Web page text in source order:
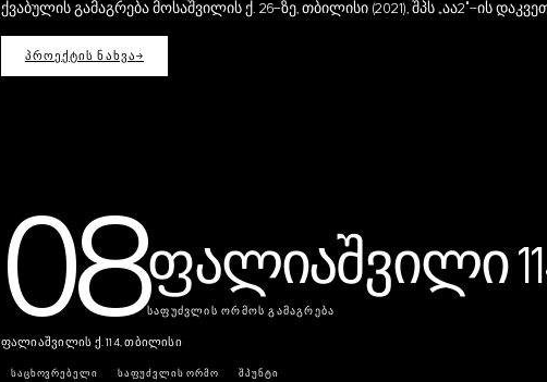
ქვაბულის გამაგრება მოსაშვილის ქ. 26-ზე, თბილისი (2021), შპს „აა2"-ის
ᲞᲠᲝᲔᲥᲢᲘᲡ ᲜᲐᲮᲕᲐ→
08ფალიაშვილი
ᲡᲐᲤᲣᲫᲕᲚᲘᲡ ᲝᲠᲛᲝᲡ ᲒᲐᲛᲐᲒᲠᲔᲑᲐ
ფალიაშვილის ქ. 114, თბილისი
ᲡᲐᲪᲮᲝᲕᲠᲔᲑᲔᲚᲘ ᲡᲐᲤᲣᲫᲕᲚᲘᲡ ᲝᲠᲛᲝ ᲨᲞᲣᲜᲢᲘ